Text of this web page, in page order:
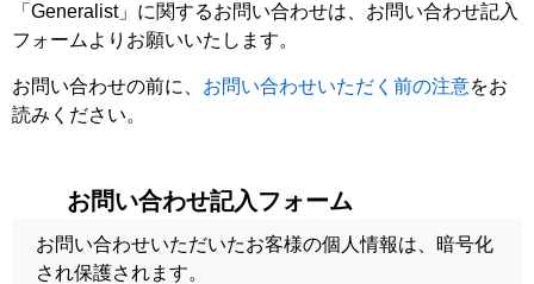
「Generalist」に関するお問い合わせは、お問い合わせ記入
フォームよりお願いいたします。
お問い合わせの前に、 お問い合わせいただく前の注意をお
読みください。
お問い合わせ記入フォーム
お問い合わせいただいたお客様の個人情報は、暗号化
され保護されます。